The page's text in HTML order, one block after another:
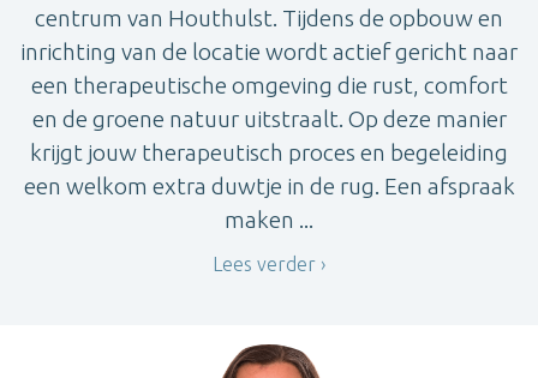
centrum van Houthulst. Tijdens de opbouw en
inrichting van de locatie wordt actief gericht naar
een therapeutische omgeving die rust, comfort
en de groene natuur uitstraalt. Op deze manier
krijgt jouw therapeutisch proces en begeleiding
een welkom extra duwtje in de rug. Een afspraak
maken ...
Lees verder